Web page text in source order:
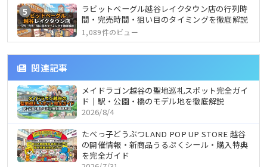
5
ラビットベーグル越谷レイクタウン店の行列時
間・完売時間・狙い目のタイミングを徹底解説
1,089件のビュー
関連記事
メイドラゴン越谷の聖地巡礼スポット完全ガイ
ド｜駅・公園・橋のモデル地を徹底解説
2026/8/4
たべっ子どうぶつLAND POP UP STORE 越谷
の開催情報・新商品うるぷくシール・購入特典
を完全ガイド